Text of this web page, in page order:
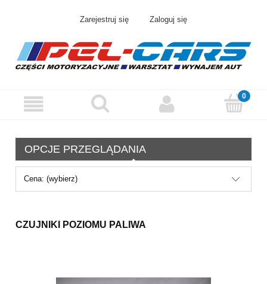
Zarejestruj się Zaloguj się
OPCJE PRZEGLĄDANIA
Cena: (wybierz)
CZUJNIKI POZIOMU PALIWA